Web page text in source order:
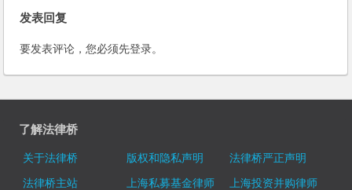
发表回复
要发表评论，您必须先登录。
了解法律桥
关于法律桥 版权和隐私声明
法律桥严正声明
法律桥主站
上海私募基金律师
上海投资并购律师